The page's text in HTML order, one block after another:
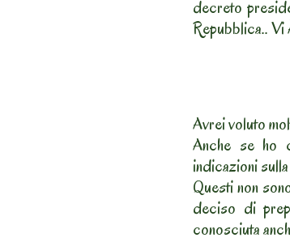
decreto
Repubblica.. Vi
Avrei voluto
Anche se ho
indicazioni
Questi non
deciso di
conosciuta